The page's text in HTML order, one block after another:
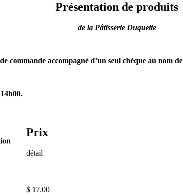
Présentation de produits
de la Pâtisserie Duquette
commande accompagné d’un seul chèque au nom de
Prix
détail
$ 17.00